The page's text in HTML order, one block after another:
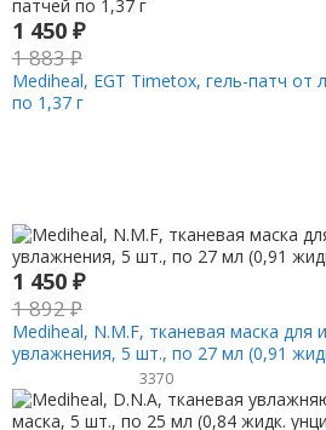
1 450 ₽
1 883₽
Mediheal, EGT Timetox, гель-патч от
по 1,37 г
1 450 ₽
1 892₽
Mediheal, N.M.F, тканевая маска для
увлажнения, 5 шт., по 27 мл (0,91
3370